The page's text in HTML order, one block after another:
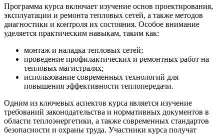
Программа курса включает изучение основ проектирования,
эксплуатации и ремонта тепловых сетей, а также методов
диагностики и контроля их состояния. Особое внимание
уделяется практическим навыкам, таким как:
монтаж и наладка тепловых сетей;
проведение профилактических и ремонтных работ на
тепловых магистралях;
использование современных технологий для
повышения эффективности теплопередачи.
Одним из ключевых аспектов курса является изучение
требований законодательства и нормативных документов в
области теплоэнергетики, а также современных стандартов
безопасности и охраны труда. Участники курса получат